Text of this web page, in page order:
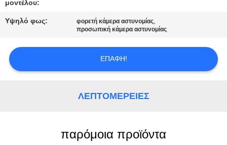
ΕΠΙΚΟΙΝΩΝΉΣΤΕ
ΜΑΖΊ
ΜΑΣ
ΥΠΟΘΈΣΕΙΣ
μοντέλου:
Υψηλό φως: φορετή κάμερα αστυνομίας,
προσωπική κάμερα αστυνομίας
ΕΠΑΦΉ!
ΛΕΠΤΟΜΈΡΕΙΕΣ
παρόμοια προϊόντα